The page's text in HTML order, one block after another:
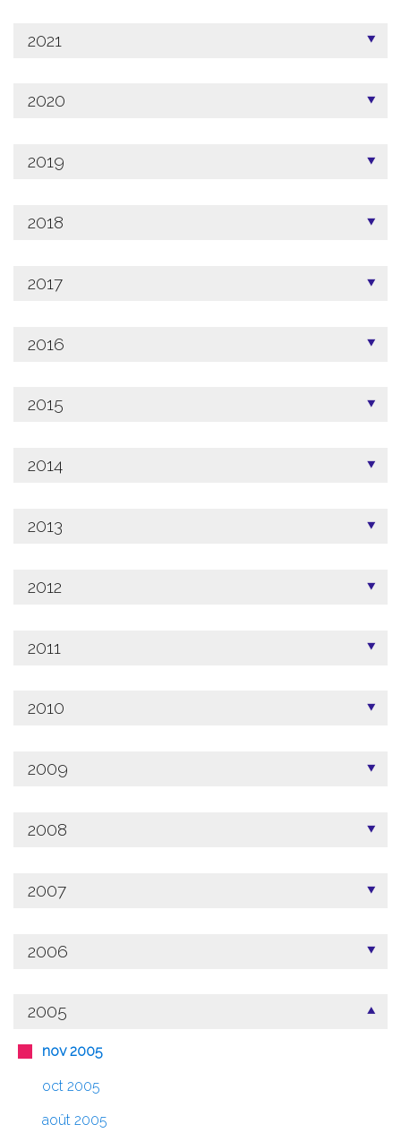
2021
2020
2019
2018
2017
2016
2015
2014
2013
2012
2011
2010
2009
2008
2007
2006
2005
nov 2005
oct 2005
août 2005